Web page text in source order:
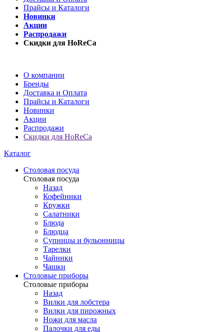
Прайсы и Каталоги
Новинки
Акции
Распродажи
Скидки для HoReCa
О компании
Бренды
Доставка и Оплата
Прайсы и Каталоги
Новинки
Акции
Распродажи
Скидки для HoReCa
Каталог
Столовая посуда
Столовая посуда
Назад
Кофейники
Кружки
Салатники
Блюда
Блюдца
Супницы и бульонницы
Тарелки
Чайники
Чашки
Cтоловые приборы
Cтоловые приборы
Назад
Вилки для лобстера
Вилки для пирожных
Ножи для масла
Палочки для еды